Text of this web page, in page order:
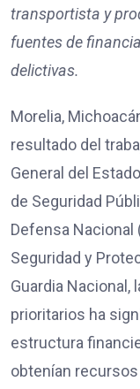
transportista y
fuentes de
delictivas.
Morelia,
resultado del
General del
de Seguridad
Defensa Nacional
Seguridad y
Guardia
prioritarios ha
estructura
obtenían